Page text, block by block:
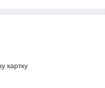
картку